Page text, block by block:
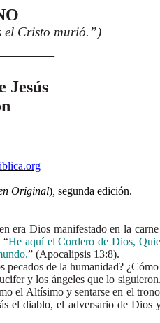
el Cristo murió.”)
Jesús
Original) ,segunda edición.
Dios manifestado en la
“He aquí el Cordero de Dios,
” (Apocalipsis 13:8).
de la humanidad?
y los ángeles que lo
el Altísimo y sentarse en el
diablo, el adversario de Dios